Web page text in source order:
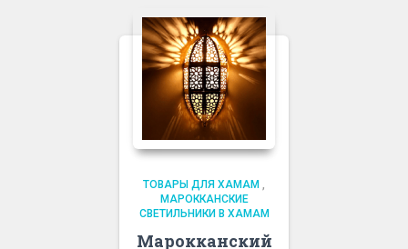
ТОВАРЫ ДЛЯ ХАМАМ ,
МАРОККАНСКИЕ
СВЕТИЛЬНИКИ В ХАМАМ
Марокканский